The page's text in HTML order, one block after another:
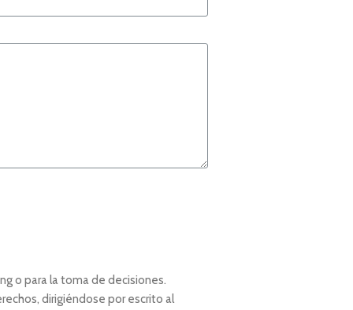
o para la toma de decisiones.
dirigiéndose por escrito al